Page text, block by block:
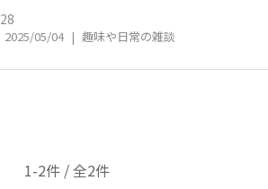
28
2025/05/04 | 趣味や日常の雑談
1-2件 / 全2件